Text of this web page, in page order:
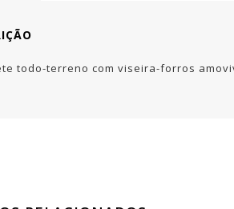
todo-terreno com viseira-forros